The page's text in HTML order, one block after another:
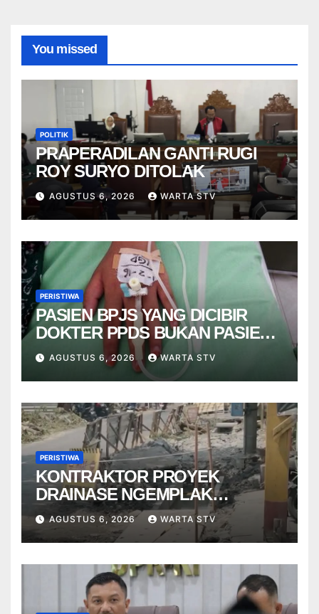
You missed
POLITIK
PRAPERADILAN GANTI RUGI
ROY SURYO DITOLAK
AGUSTUS 6, 2026 WARTA STV
PERISTIWA
PASIEN BPJS YANG DICIBIR
DOKTER PPDS BUKAN PASIEN
RSUP DR. SARDJITO
AGUSTUS 6, 2026 WARTA STV
PERISTIWA
KONTRAKTOR PROYEK
DRAINASE NGEMPLAK
DISANKSI USAI WARGA
TERPELESET
AGUSTUS 6, 2026 WARTA STV